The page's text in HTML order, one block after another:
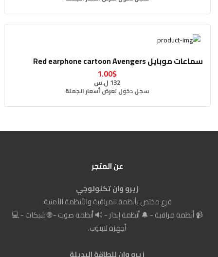
سماعات موبايل Red earphone cartoon Avengers
1.00$
132 ل.س
سجل دخول لعرض أسعار الجملة
عن المتجر
زيرو وان تكنولوجي
فرع مختص بأنظمة المراقبة والأنظمة الأمنية:
📹 أنظمة مراقبة - 🔔 أنظمة إنذار - 🔊 أنظمة صوت - 🌐 شبكات - 💻
أجهزة لابتوب.